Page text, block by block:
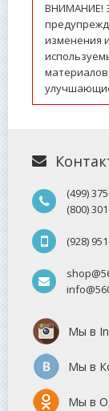
ВНИМАНИЕ!
изменения
(499)
(800)
(928)
Мы в
Мы в
Мы в